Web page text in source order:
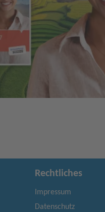
Rechtliches
Impressum
Datenschutz